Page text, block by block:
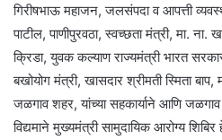
गिरीषभाऊ महाजन, जलसंपदा व आपत्ती
पाटील, पाणीपुरवठा, स्वच्छता मंत्री, मा. ना.
क्रिडा, युवक कल्याण राज्यमंत्री भारत
बखोयोग मंत्री, खासदार श्रीमती स्मिता
जळगाव शहर, यांच्या सहकार्याने आणि
विद्यमाने मुख्यमंत्री सामुदायिक आरोग्य